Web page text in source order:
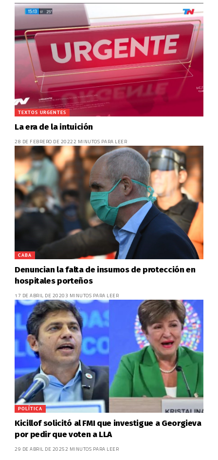
TEXTOS URGENTES
La era de la intuición
28 DE FEBRERO DE 20222 MINUTOS PARA LEER
CABA
Denuncian la falta de insumos de protección en
hospitales porteños
17 DE ABRIL DE 2020 3 MINUTOS PARA LEER
POLÍTICA
Kicillof solicitó al FMI que investigue a Georgieva
por pedir que voten a LLA
29 DE ABRIL DE 20252 MINUTOS PARA LEER